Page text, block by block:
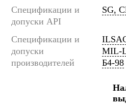
Спецификации и
допуски API
SG,
Спецификации и
допуски
производителей
MIL-
Б4-98